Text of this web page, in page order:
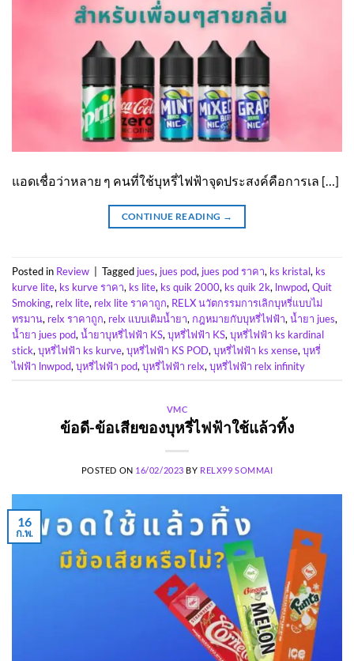
แอดเชื่อว่าหลาย ๆ คนที่ใช้บุหรี่ไฟฟ้าจุดประสงค์คือการเล […]
CONTINUE READING →
Posted in Review Tagged jues, jues pod, jues pod ราคา, ks kristal, ks
kurve lite, ks kurve ราคา, ks lite, ks quik 2000, ks quik 2k, lnwpod, Quit
Smoking, relx lite, relx lite ราคาถูก, RELX นวัตกรรมการเลิกบุหรี่แบบไม่
ทรมาน, relx ราคาถูก, relx แบบเติมน้ำยา, กฎหมายกับบุหรี่ไฟฟ้า, น้ำยา jues,
น้ำยา jues pod, น้ำยาบุหรี่ไฟฟ้า KS, บุหรี่ไฟฟ้า KS, บุหรี่ไฟฟ้า ks kardinal
stick, บุหรี่ไฟฟ้า ks kurve, บุหรี่ไฟฟ้า KS POD, บุหรี่ไฟฟ้า ks xense, บุหรี่
ไฟฟ้า lnwpod, บุหรี่ไฟฟ้า pod, บุหรี่ไฟฟ้า relx, บุหรี่ไฟฟ้า relx infinity
VMC
ข้อดี-ข้อเสียของบุหรี่ไฟฟ้าใช้แล้วทิ้ง
POSTED ON 16/02/2023 BY RELX99 SOMMAI
16
ก.พ.